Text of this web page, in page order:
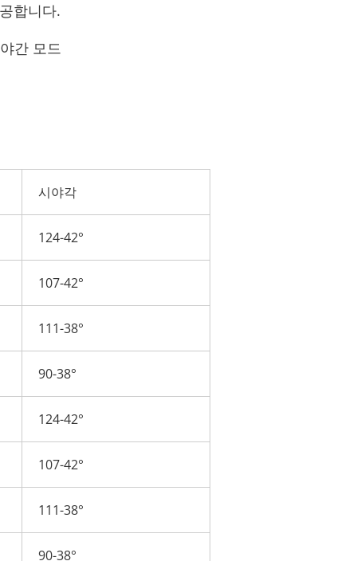
합니다.
간 모드
시야각
124-42°
107-42°
111-38°
90-38°
124-42°
107-42°
111-38°
90-38°